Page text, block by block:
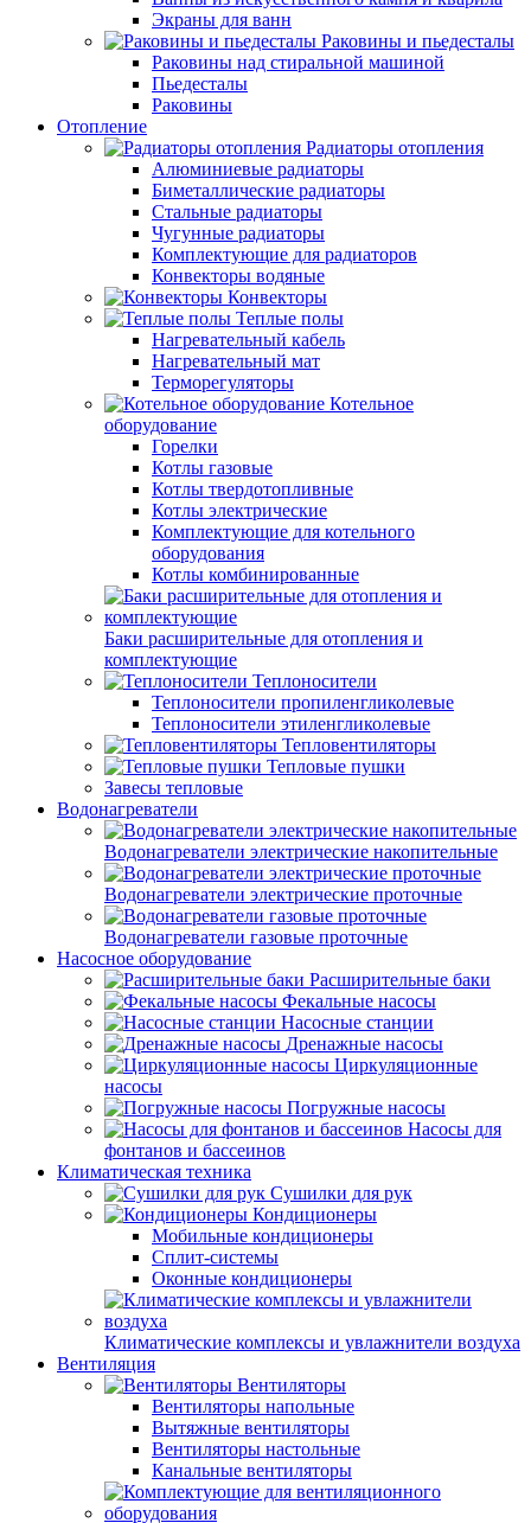
Экраны для ванн
Раковины и пьедесталы
Раковины над стиральной машиной
Пьедесталы
Раковины
Отопление
Радиаторы отопления
Алюминиевые радиаторы
Биметаллические радиаторы
Стальные радиаторы
Чугунные радиаторы
Комплектующие для радиаторов
Конвекторы водяные
Конвекторы
Теплые полы
Нагревательный кабель
Нагревательный мат
Терморегуляторы
Котельное
оборудование
Горелки
Котлы газовые
Котлы твердотопливные
Котлы электрические
Комплектующие для котельного
оборудования
Котлы комбинированные
Баки расширительные для отопления и
комплектующие
Теплоносители
Теплоносители пропиленгликолевые
Теплоносители этиленгликолевые
Тепловентиляторы
Тепловые пушки
Завесы тепловые
Водонагреватели
Водонагреватели электрические накопительные
Водонагреватели электрические проточные
Водонагреватели газовые проточные
Насосное оборудование
Расширительные баки
Фекальные насосы
Насосные станции
Дренажные насосы
Циркуляционные
насосы
Погружные насосы
Насосы для
фонтанов и бассеинов
Климатическая техника
Сушилки для рук
Кондиционеры
Мобильные кондиционеры
Сплит-системы
Оконные кондиционеры
Климатические комплексы и увлажнители воздуха
Вентиляция
Вентиляторы
Вентиляторы напольные
Вытяжные вентиляторы
Вентиляторы настольные
Канальные вентиляторы